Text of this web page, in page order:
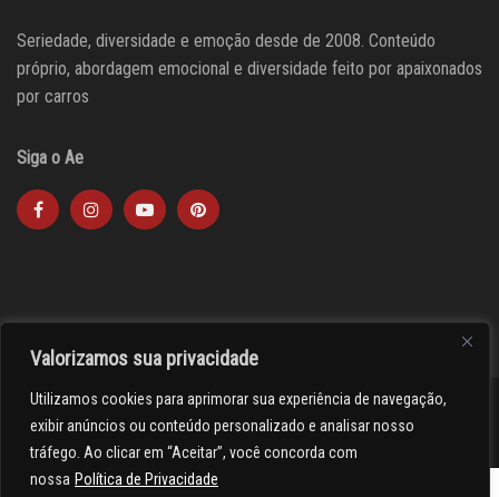
Valorizamos sua privacidade
Utilizamos cookies para aprimorar sua experiência de navegação,
exibir anúncios ou conteúdo personalizado e analisar nosso
tráfego. Ao clicar em “Aceitar”, você concorda com
nossa Política de Privacidade
Seriedade, diversidade e emoção desde de 2008. Conteúdo
próprio, abordagem emocional e diversidade feito por apaixonados
por carros
Siga o Ae
><(((º> 17